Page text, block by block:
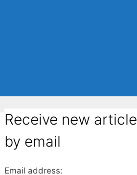
Receive new article
by email
Email address: